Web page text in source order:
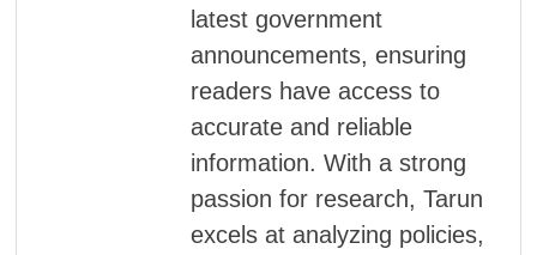
latest government
announcements, ensuring
readers have access to
accurate and reliable
information. With a strong
passion for research, Tarun
excels at analyzing policies,